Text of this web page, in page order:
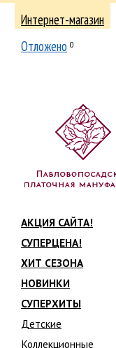
Интернет-магазин
Отложено 0
АКЦИЯ САЙТА!
СУПЕРЦЕНА!
ХИТ СЕЗОНА
НОВИНКИ
СУПЕРХИТЫ
Детские
Коллекционные